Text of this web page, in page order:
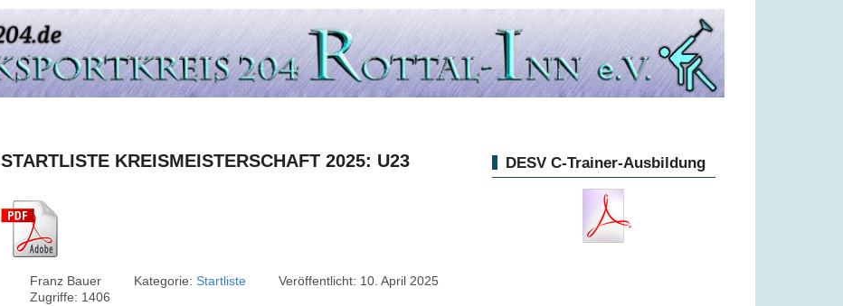
STARTLISTE KREISMEISTERSCHAFT 2025: U23
Franz Bauer Kategorie: Startliste
Veröffentlicht: 10. April 2025
Zugriffe: 1406
DESV C-Trainer-Ausbildung